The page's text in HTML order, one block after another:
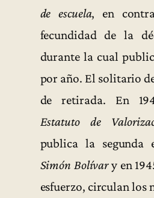
de escuela, en
fecundidad de la
durante la cual
por año. El solitario
de retirada. En
Estatuto de
publica la segunda
Simón Bolívary en
esfuerzo, circulan los